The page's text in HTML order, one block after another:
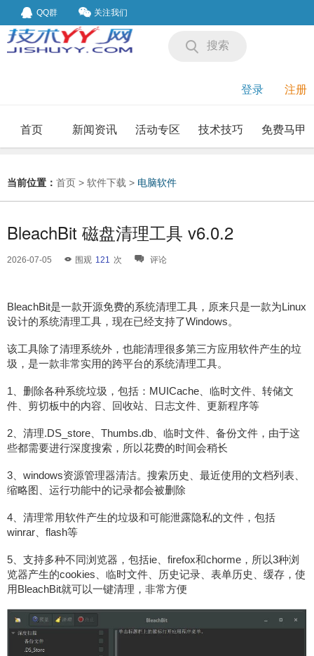
QQ群 关注我们
搜索
登录 注册
首页 新闻资讯 活动专区 技术技巧 免费马甲
当前位置： 首页 > 软件下载 > 电脑软件
BleachBit 磁盘清理工具 v6.0.2
2026-07-05 围观 121 次 评论
BleachBit是一款开源免费的系统清理工具，原来只是一款为Linux
设计的系统清理工具，现在已经支持了Windows。
该工具除了清理系统外，也能清理很多第三方应用软件产生的垃
圾，是一款非常实用的跨平台的系统清理工具。
1、删除各种系统垃圾，包括：MUICache、临时文件、转储文
件、剪切板中的内容、回收站、日志文件、更新程序等
2、清理.DS_store、Thumbs.db、临时文件、备份文件，由于这
些都需要进行深度搜索，所以花费的时间会稍长
3、windows资源管理器清洁。搜索历史、最近使用的文档列表、
缩略图、运行功能中的记录都会被删除
4、清理常用软件产生的垃圾和可能泄露隐私的文件，包括
winrar、flash等
5、支持多种不同浏览器，包括ie、firefox和chorme，所以3种浏
览器产生的cookies、临时文件、历史记录、表单历史、缓存，使
用BleachBit就可以一键清理，非常方便